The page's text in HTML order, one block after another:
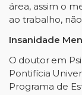
área, assim o
ao trabalho, não
Insanidade
O doutor em
Pontifícia
Programa de